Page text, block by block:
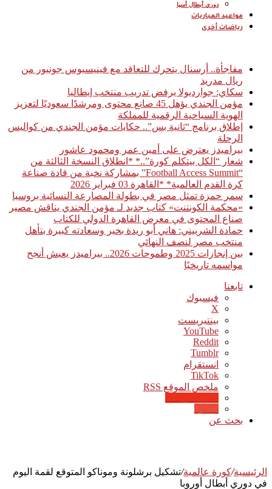
دوري أبطال أسيا
مواعيد المباريات
رياضات أخرى
مفاجأة.. أرسنال يتحرك للتعاقد مع فينيسيوس جونيور من
ريال مدريد
سكاي: جوارديولا يرفض تدريب منتخب إيطاليا
مؤمن الجندي يؤهل 45 صانع محتوى ومرشدًا سعوديًا لتعزيز
الهوية السياحية الرقمية للمملكة
إطلاق برنامج “ثانية بس”.. حكايات مؤمن الجندي من كواليس
الرحلة
بيراميدز يعترض على أمين عمر ومحمود عاشور
شعار “الكل بيتكلم كورة”..* *انطلاق النسخة الثالثة من
“Football Access Summit” بمشاركة نخبة من قادة صناعة
كرة القدم العالمية* *القاهرة 03 فبراير 2026
سمر حمزة تمثل مصر في بطولة المصارعة النسائية بروسيا
«محكمة الكونتنت» كتاب جديد لـ مؤمن الجندي يناقش مصير
صناع المحتوى في معرض القاهرة الدولي للكتاب
حمادة الشربيني: هاني أبو ريدة بخير وسعادته كبيرة بتأهل
منتخب مصر لنصف النهائي
بين إنجازات 2025 وطموحات 2026.. بيراميدز يعيش أنجح
مواسمه تاريخيًا
تابعنا
فيسبوك
‫X
بينتيريست
‫YouTube
انستقرام
‫TikTok
ملخص الموقع RSS
بحث عن
الرئيسية/كورة عالمية/تشكيل برشلونة وموناكو المتوقع لقمة اليوم
في دوري أبطال أوروبا